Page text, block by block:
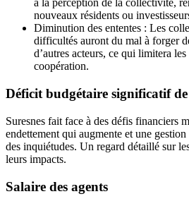
à la perception de la collectivité,
nouveaux résidents ou
Diminution des ententes : Les
difficultés auront du mal à forger
d’autres acteurs, ce qui limitera
coopération.
Déficit budgétaire significatif de
Suresnes fait face à des défis financiers
endettement qui augmente et une
des inquiétudes. Un regard détaillé sur
leurs impacts.
Salaire des agents